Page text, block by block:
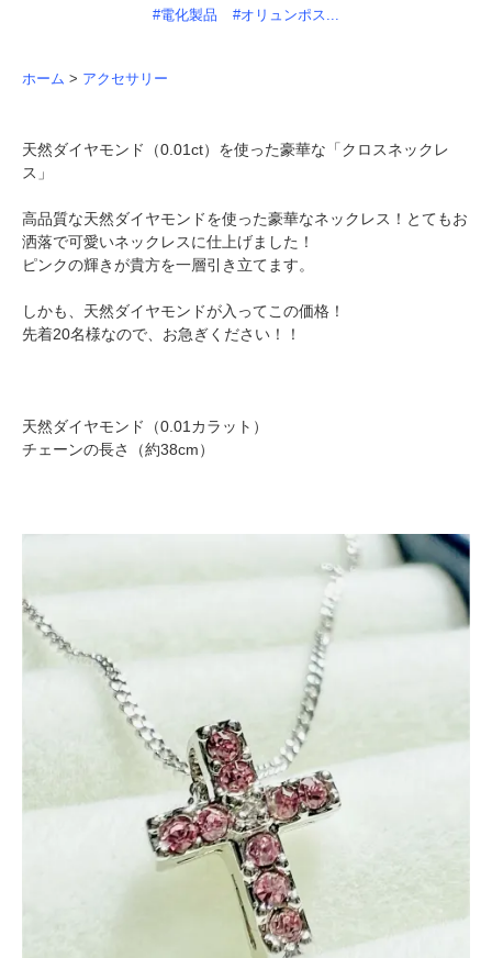
#電化製品
#オリュンポス...
ホーム > アクセサリー
天然ダイヤモンド（0.01ct）を使った豪華な「クロスネックレ
ス」
高品質な天然ダイヤモンドを使った豪華なネックレス！とてもお
洒落で可愛いネックレスに仕上げました！
ピンクの輝きが貴方を一層引き立てます。
しかも、天然ダイヤモンドが入ってこの価格！
先着20名様なので、お急ぎください！！
天然ダイヤモンド（0.01カラット）
チェーンの長さ（約38cm）